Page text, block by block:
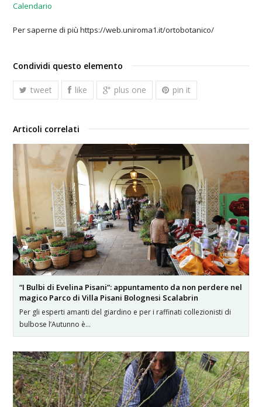
Calendario
Per saperne di più https://web.uniroma1.it/ortobotanico/
Condividi questo elemento
tweet like plus one pin it
Articoli correlati
“I Bulbi di Evelina Pisani”: appuntamento da non perdere nel
magico Parco di Villa Pisani Bolognesi Scalabrin
Per gli esperti amanti del giardino e per i raffinati collezionisti di
bulbose l’Autunno è…